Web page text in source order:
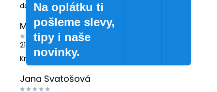
doporučuji
MARTINA LONDINOVÁ
21.5.2026
Krásné zboží
Jana Svatošová
Na oplátku ti
pošleme slevy,
tipy i naše
novinky.